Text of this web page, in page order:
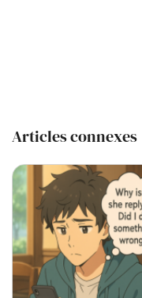
Articles connexes